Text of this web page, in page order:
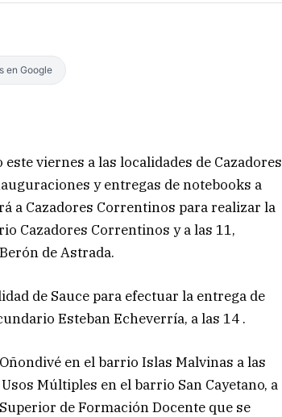
en Google
viernes a las localidades de Cazadores
y entregas de notebooks a
a Cazadores Correntinos para realizar la
Cazadores Correntinos y a las 11,
de Astrada.
de Sauce para efectuar la entrega de
Esteban Echeverría, a las 14 .
en el barrio Islas Malvinas a las
Múltiples en el barrio San Cayetano, a
de Formación Docente que se